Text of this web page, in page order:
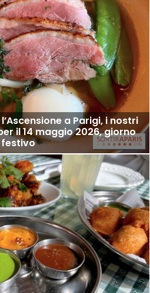
a Parigi, i nostri
il 14 maggio 2026, giorno
festivo